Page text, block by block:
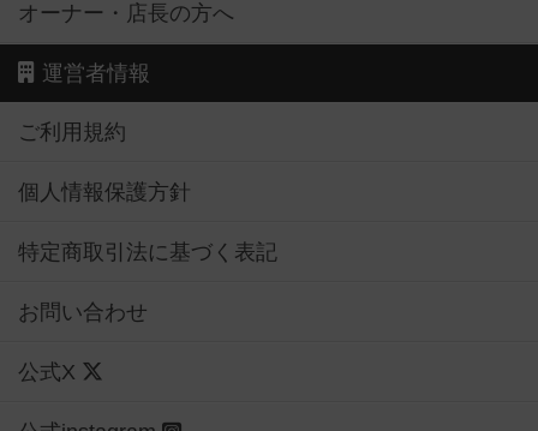
オーナー・店長の方へ
運営者情報
ご利用規約
個人情報保護方針
特定商取引法に基づく表記
お問い合わせ
公式X